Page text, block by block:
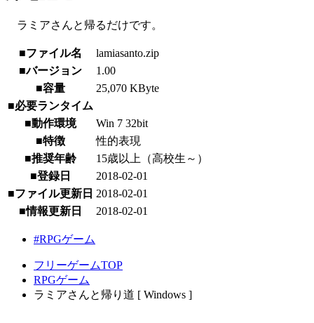
ラミアさんと帰るだけです。
■ファイル名
lamiasanto.zip
■バージョン
1.00
■容量
25,070 KByte
■必要ランタイム
■動作環境
Win 7 32bit
■特徴
性的表現
■推奨年齢
15歳以上（高校生～）
■登録日
2018-02-01
■ファイル更新日 2018-02-01
■情報更新日
2018-02-01
#RPGゲーム
フリーゲームTOP
RPGゲーム
ラミアさんと帰り道 [ Windows ]